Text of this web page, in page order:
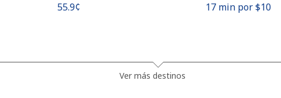
⁦55.9¢⁩ 17 min por ⁦$10⁩
Ver más destinos